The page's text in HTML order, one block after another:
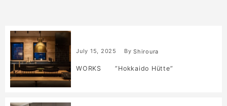
July 15, 2025 By Shiroura
WORKS ”Hokkaido Hütte”